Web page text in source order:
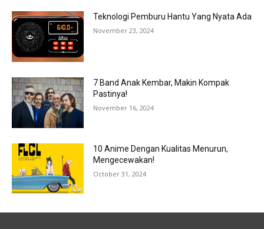
Teknologi Pemburu Hantu Yang Nyata Ada
November 23, 2024
7 Band Anak Kembar, Makin Kompak
Pastinya!
November 16, 2024
10 Anime Dengan Kualitas Menurun,
Mengecewakan!
October 31, 2024